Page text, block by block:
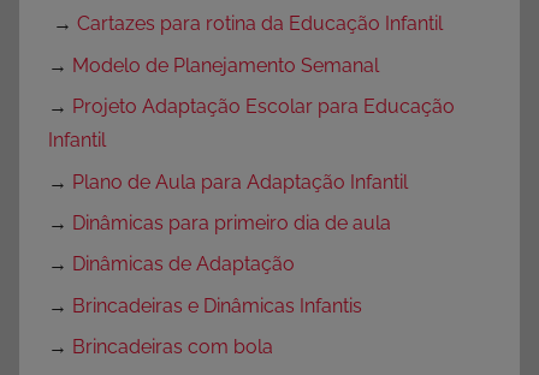
→ Cartazes para rotina da Educação Infantil
→ Modelo de Planejamento Semanal
→ Projeto Adaptação Escolar para Educação
Infantil
→ Plano de Aula para Adaptação Infantil
→ Dinâmicas para primeiro dia de aula
→ Dinâmicas de Adaptação
→ Brincadeiras e Dinâmicas Infantis
→ Brincadeiras com bola